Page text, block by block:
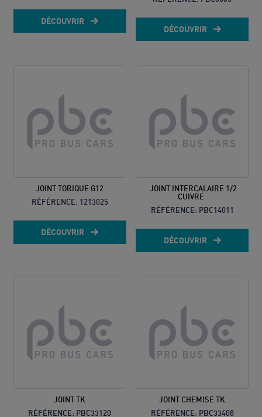
DÉCOUVRIR
DÉCOUVRIR
JOINT TORIQUE G12
RÉFÉRENCE: 1213025
DÉCOUVRIR
JOINT INTERCALAIRE 1/2
CUIVRE
RÉFÉRENCE: PBC14011
DÉCOUVRIR
JOINT TK
RÉFÉRENCE: PBC33120
JOINT CHEMISE TK
RÉFÉRENCE: PBC33408